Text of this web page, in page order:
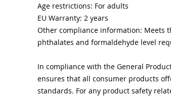
Age restrictions: For adults
EU Warranty: 2 years
Other compliance information: Meets
phthalates and formaldehyde level
In compliance with the General
ensures that all consumer products
standards. For any product safety